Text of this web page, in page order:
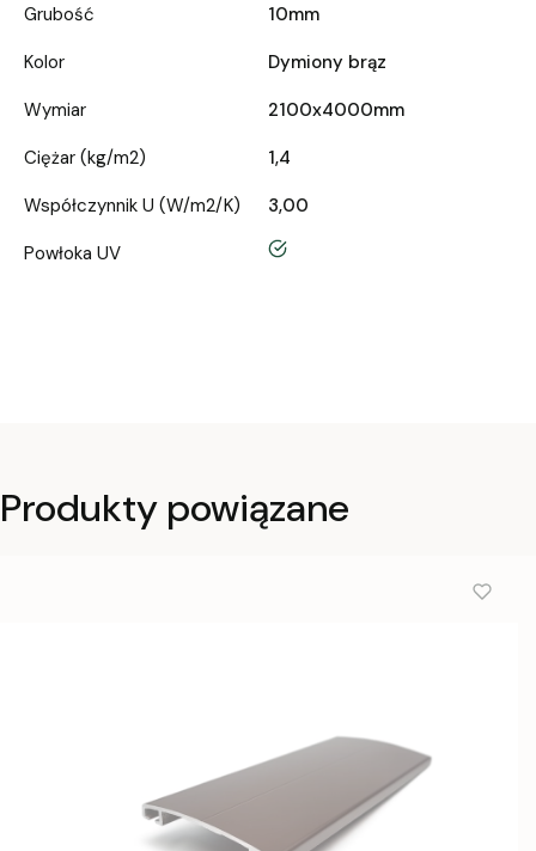
Grubość
10mm
Kolor
Dymiony brąz
Wymiar
2100x4000mm
Ciężar (kg/m2)
1,4
Współczynnik U (W/m2/K)
3,00
Powłoka UV
tak
Produkty powiązane